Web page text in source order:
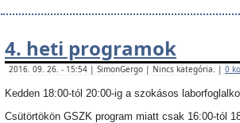
4. heti programok
2016. 09. 26. - 15:54 | SimonGergo | Nincs kategória. | 0
Kedden 18:00-tól 20:00-ig a szokásos
Csütörtökön GSZK program miatt csak 16:00-tól